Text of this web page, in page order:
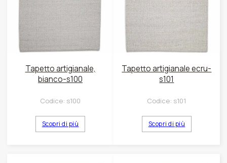
Tapetto artigianale,
bianco-s100
Codice: s100
Scopri di più
Tapetto artigianale ecru-
s101
Codice: s101
Scopri di più